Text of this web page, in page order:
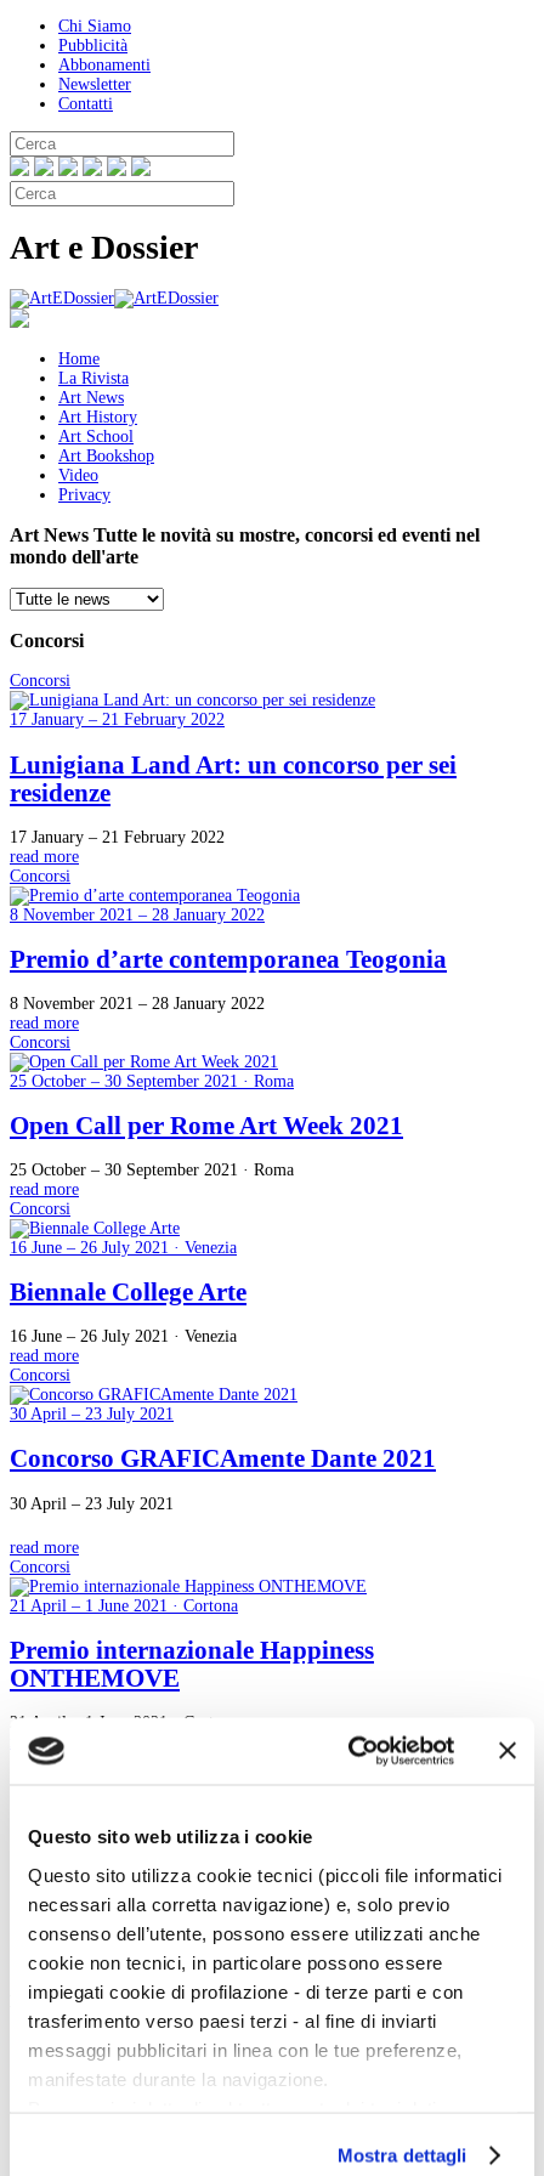
Questo sito web utilizza i cookie
Questo sito utilizza cookie tecnici (piccoli file informatici
necessari alla corretta navigazione) e, solo previo
consenso dell’utente, possono essere utilizzati anche
cookie non tecnici, in particolare possono essere
impiegati cookie di profilazione - di terze parti e con
trasferimento verso paesi terzi - al fine di inviarti
messaggi pubblicitari in linea con le tue preferenze,
manifestate durante la navigazione.
scelte privacy sui cookie, ti invitiamo a prendere visione
Mostra dettagli
Chi Siamo
Pubblicità
Abbonamenti
Newsletter
Contatti
Art e Dossier
Home
La Rivista
Art News
Art History
Art School
Art Bookshop
Video
Privacy
Art News Tutte le novità su mostre, concorsi ed eventi nel
mondo dell'arte
Concorsi
Concorsi
17 January – 21 February 2022
Lunigiana Land Art: un concorso per sei
residenze
17 January – 21 February 2022
read more
Concorsi
8 November 2021 – 28 January 2022
Premio d’arte contemporanea Teogonia
8 November 2021 – 28 January 2022
read more
Concorsi
25 October – 30 September 2021 · Roma
Open Call per Rome Art Week 2021
25 October – 30 September 2021 · Roma
read more
Concorsi
16 June – 26 July 2021 · Venezia
Biennale College Arte
16 June – 26 July 2021 · Venezia
read more
Concorsi
30 April – 23 July 2021
Concorso GRAFICAmente Dante 2021
30 April – 23 July 2021
read more
Concorsi
21 April – 1 June 2021 · Cortona
Premio internazionale Happiness
ONTHEMOVE
21 April – 1 June 2021 · Cortona
read more
3
5
6
Magazine menu
Tutte le news
Eventi
Grandi Mostre